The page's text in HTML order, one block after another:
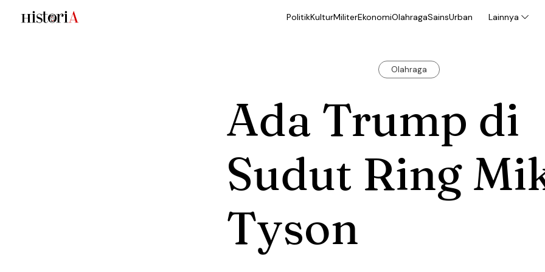
PolitikKulturMiliterEkonomiOlahragaSainsUrban Lainnya
Olahraga
Ada Trump di
Sudut Ring
Tyson